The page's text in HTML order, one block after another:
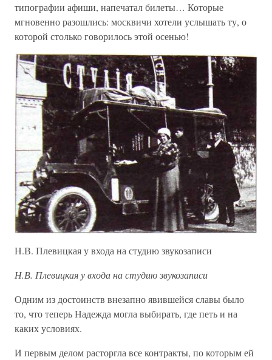
типографии афиши, напечатал билеты… Которые
мгновенно разошлись: москвичи хотели услышать ту, о
которой столько говорилось этой осенью!
Н.В. Плевицкая у входа на студию звукозаписи
Н.В. Плевицкая у входа на студию звукозаписи
Одним из достоинств внезапно явившейся славы было
то, что теперь Надежда могла выбирать, где петь и на
каких условиях.
И первым делом расторгла все контракты, по которым ей